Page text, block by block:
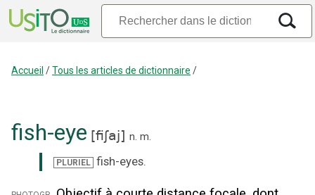
Accueil /Tous les articles de dictionnaire /
fish-eye [fiʃaj] n. m.
PLURIEL fish-eyes.